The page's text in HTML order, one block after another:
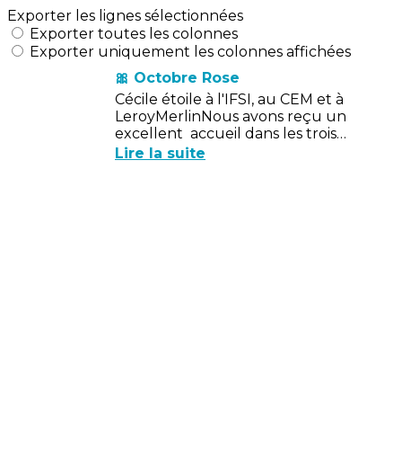
Exporter les lignes sélectionnées
Exporter toutes les colonnes
Exporter uniquement les colonnes affichées
🎀 Octobre Rose
Cécile étoile à l'IFSI, au CEM et à
LeroyMerlinNous avons reçu un
excellent accueil dans les trois
établissements ce qui nous a permis
Lire la suite